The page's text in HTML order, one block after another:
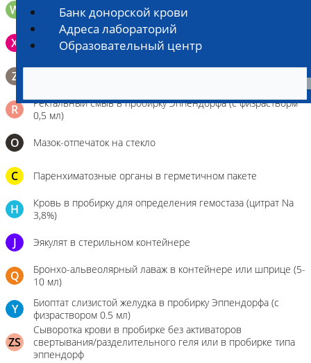
Банк донорской крови
Адреса лабораторий
Образовательный центр
W Волос (шерсть) в пробирке Эппендорфа
X
Зонд щеточка с буккальным эпителием с внутренней
поверхности щеки (эпителием слизистой оболочки щеки)
Z
Биопсийный эндоскопический материал в 10% растворе
R
Ректальный смыв в пробирку Эппендорфа (с физрастворм
0,5 мл)
О Мазок-отпечаток на стекло
C Паренхиматозные органы в герметичном пакете
H
Кровь в пробирку для определения гемостаза (цитрат Na
3,8%)
J Эякулят в стерильном контейнере
Q
Бронхо-альвеолярный лаваж в контейнере или шприце (5-
10 мл)
Y
Биоптат слизистой желудка в пробирку Эппендорфа (с
физраствором 0.5 мл)
ZS
Сыворотка крови в пробирке без активаторов
свертывания/разделительного геля или в пробирке типа
эппендорф